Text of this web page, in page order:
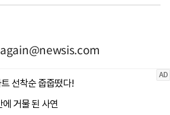
again@newsis.com